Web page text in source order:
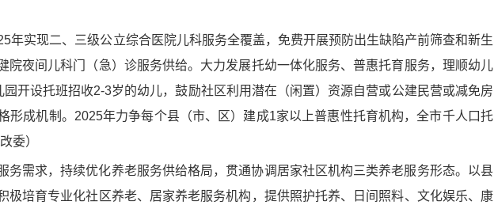
年实现二、三级公立综合医院儿科服务全覆盖，免费开展预防出生缺陷产前筛查和新生
院夜间儿科门（急）诊服务供给。大力发展托幼一体化服务、普惠托育服务，理顺幼儿
开设托班招收2-3岁的幼儿，鼓励社区利用潜在（闲置）资源自营或公建民营或减免房
形成机制。2025年力争每个县（市、区）建成1家以上普惠性托育机构，全市千人口托
委）
务需求，持续优化养老服务供给格局，贯通协调居家社区机构三类养老服务形态。以县
培育专业化社区养老、居家养老服务机构，提供照护托养、日间照料、文化娱乐、康